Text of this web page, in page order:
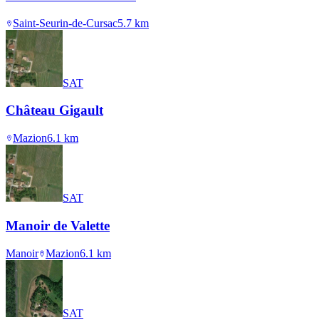
Saint-Seurin-de-Cursac5.7 km
SAT
Château Gigault
Mazion6.1 km
SAT
Manoir de Valette
Manoir Mazion6.1 km
SAT